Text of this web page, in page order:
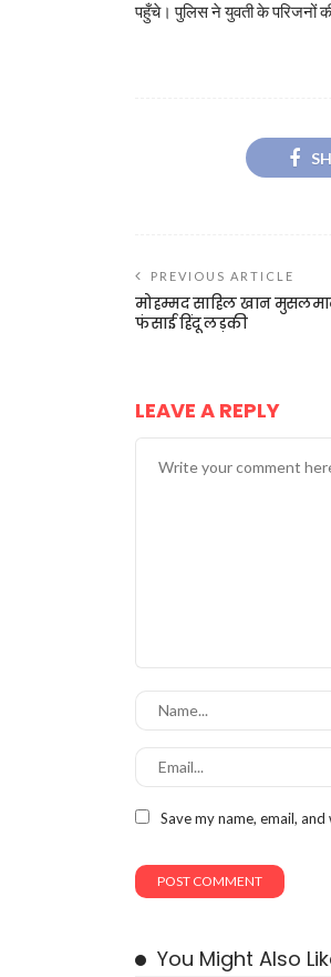
पहुँचे। पुलिस ने युवती के परिजनों
PREVIOUS ARTICLE
मोहम्मद साहिल खान
फंसाई हिंदू लड़की
LEAVE A REPLY
Save my name, email,
You Might Also